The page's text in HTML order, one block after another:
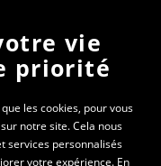
vous recevrez
vie
priorité
les cookies, pour vous
notre site. Cela nous
services personnalisés
votre expérience. En